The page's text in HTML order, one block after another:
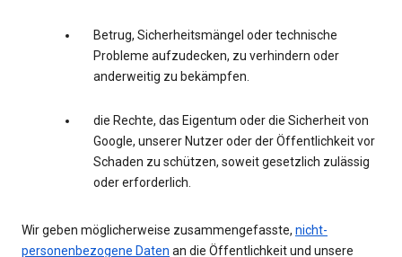
Betrug, Sicherheitsmängel oder technische
Probleme aufzudecken, zu verhindern oder
anderweitig zu bekämpfen.
die Rechte, das Eigentum oder die Sicherheit von
Google, unserer Nutzer oder der Öffentlichkeit vor
Schaden zu schützen, soweit gesetzlich zulässig
oder erforderlich.
Wir geben möglicherweise zusammengefasste, nicht-
personenbezogene Daten an die Öffentlichkeit und unsere